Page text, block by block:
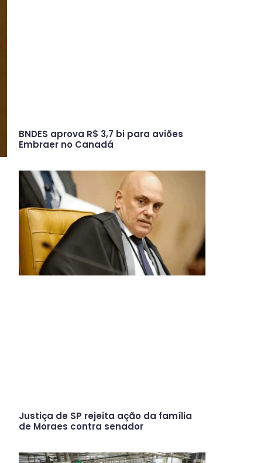
BNDES aprova R$ 3,7 bi para aviões
Embraer no Canadá
Justiça de SP rejeita ação da família
de Moraes contra senador